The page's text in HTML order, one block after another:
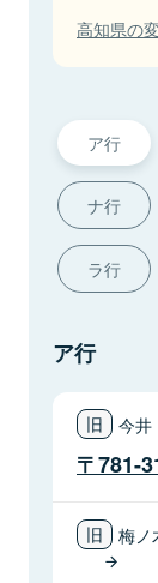
高知県の
ア行
ナ行
ラ行
ア行
今井
781-
梅ノ